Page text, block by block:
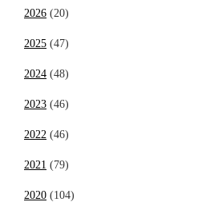
2026 (20)
2025 (47)
2024 (48)
2023 (46)
2022 (46)
2021 (79)
2020 (104)